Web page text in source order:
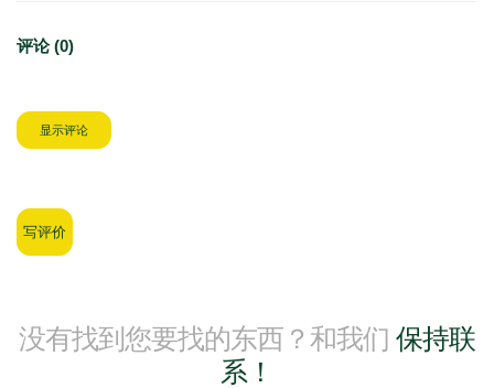
评论 (0)
显示评论
写评价
没有找到您要找的东西？和我们 保持联
系！